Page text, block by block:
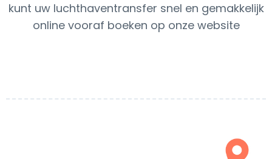
kunt uw luchthaventransfer snel en gemakkelijk
online vooraf boeken op onze website